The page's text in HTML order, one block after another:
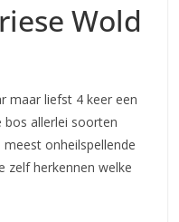
Wold
maar liefst 4 keer een
bos allerlei soorten
onheilspellende
zelf herkennen welke